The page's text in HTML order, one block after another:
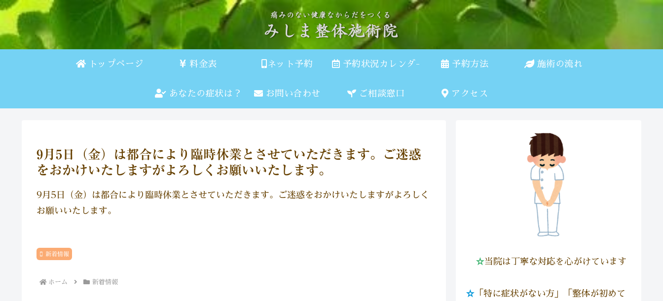
トップページ 料金表 ネット予約 予約状況カレンダ- 予約方法 施術の流れ
あなたの症状は？ お問い合わせ ご相談窓口 アクセス
9月5日（金）は都合により臨時休業とさせていただきます。ご迷惑
をおかけいたしますがよろしくお願いいたします。
9月5日（金）は都合により臨時休業とさせていただきます。ご迷惑をおかけいたしますがよろしく
お願いいたします。
新着情報
ホーム 新着情報
☆当院は丁寧な対応を心がけています
☆ 「特に症状がない方」「整体が初めて